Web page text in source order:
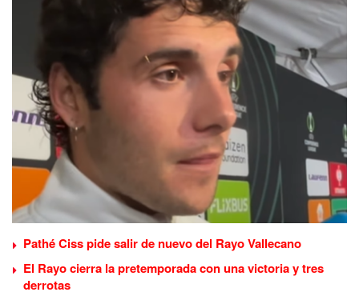
Pathé Ciss pide salir de nuevo del Rayo Vallecano
El Rayo cierra la pretemporada con una victoria y tres
derrotas